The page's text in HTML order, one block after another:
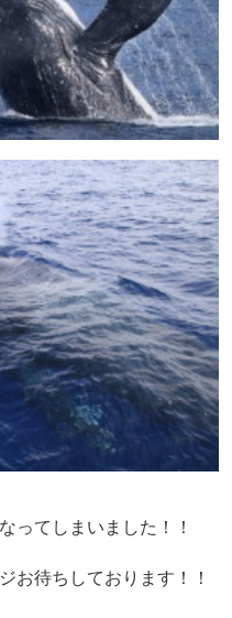
ってしまいました！！
お待ちしております！！